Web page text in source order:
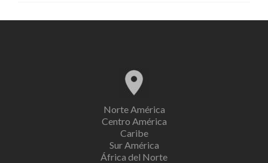
Norte América
Centro América
Caribe
Sur América
África del Norte